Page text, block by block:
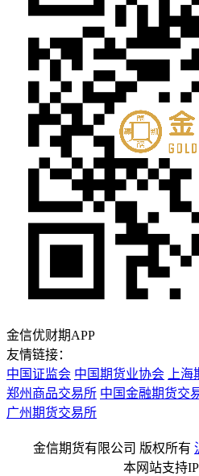
金信优财期APP
友情链接：
中国证监会 中国期货业协会 上海
郑州商品交易所 中国金融期货交
广州期货交易所
金信期货有限公司 版权所有
本网站支持